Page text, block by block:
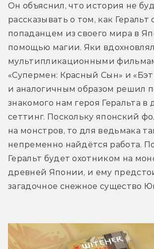
Он объяснил, что история не
рассказывать о том, как Геральт
попаданцем из своего мира в
помощью магии. Яки
мультипликационными
«Супермен: Красный Сын» и
и аналогичным образом решил
знакомого нам героя Геральта в
сеттинг. Поскольку японский
на монстров, то для ведьмака
непременно найдётся работа.
Геральт будет охотником на
древней Японии, и ему
загадочное снежное существо